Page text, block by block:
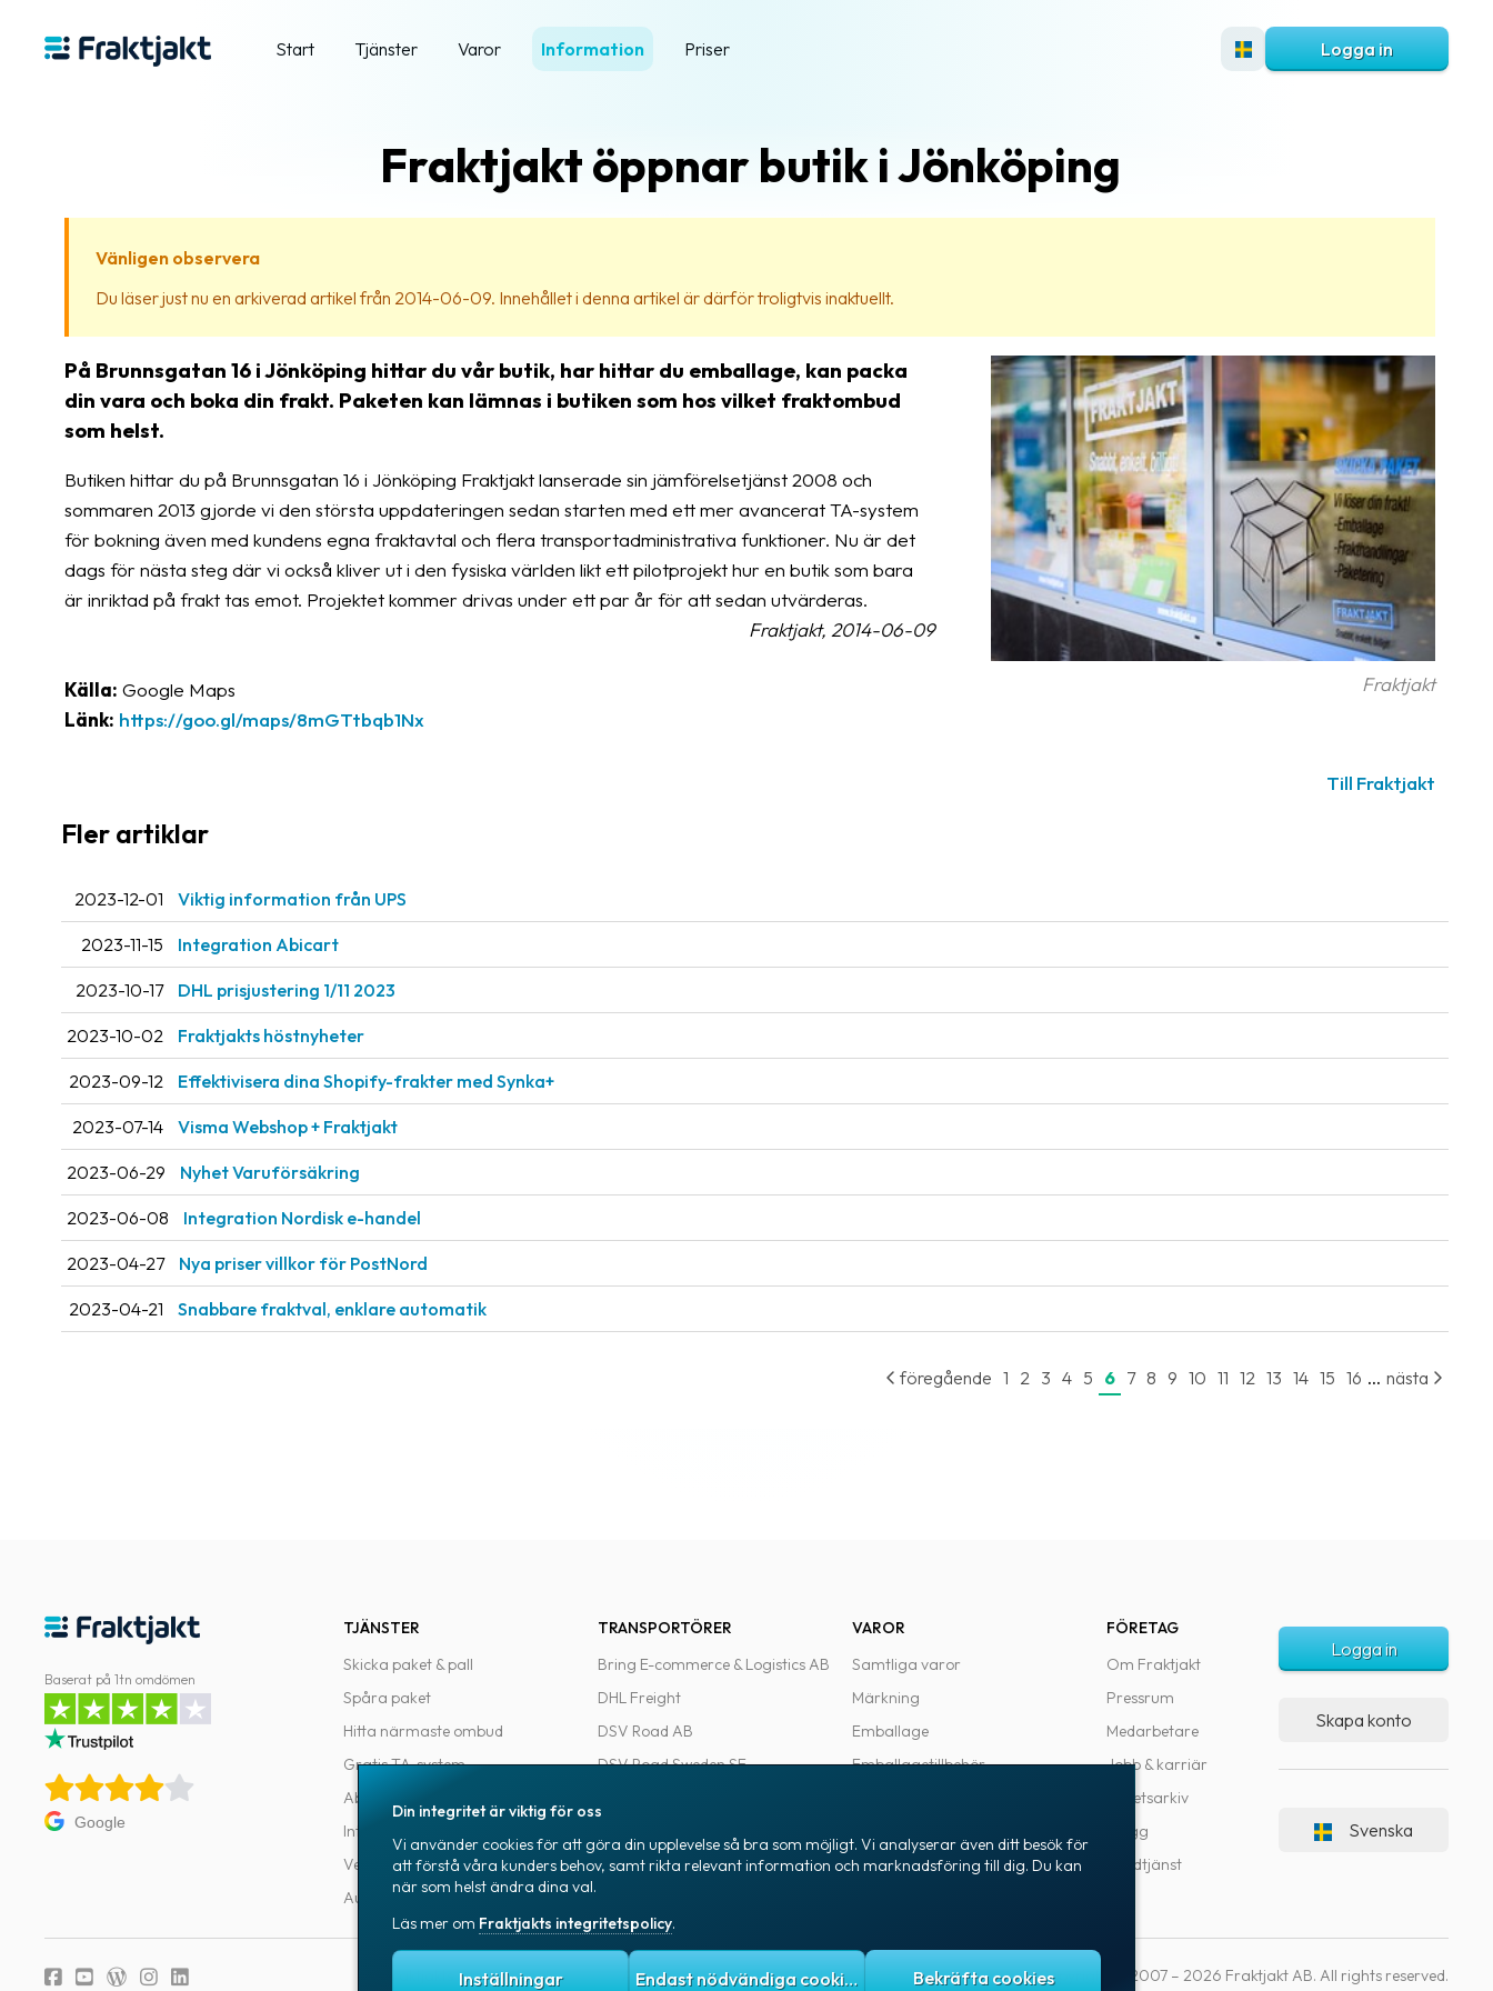
Start Tjänster Varor Information Priser Logga in
Fraktjakt öppnar butik i Jönköping
Vänligen observera
Du läser just nu en arkiverad artikel från 2014-06-09. Innehållet i denna artikel är därför troligtvis inaktuellt.
Fraktjakt
På Brunnsgatan 16 i Jönköping hittar du vår butik, har hittar du emballage, kan packa
din vara och boka din frakt. Paketen kan lämnas i butiken som hos vilket fraktombud
som helst.
Butiken hittar du på Brunnsgatan 16 i Jönköping Fraktjakt lanserade sin jämförelsetjänst 2008 och
sommaren 2013 gjorde vi den största uppdateringen sedan starten med ett mer avancerat TA-system
för bokning även med kundens egna fraktavtal och flera transportadministrativa funktioner. Nu är det
dags för nästa steg där vi också kliver ut i den fysiska världen likt ett pilotprojekt hur en butik som bara
är inriktad på frakt tas emot. Projektet kommer drivas under ett par år för att sedan utvärderas.
Fraktjakt, 2014-06-09
Källa: Google Maps
Länk: https://goo.gl/maps/8mGTtbqb1Nx
Till Fraktjakt
Fler artiklar
2023-12-01 Viktig information från UPS
2023-11-15 Integration Abicart
2023-10-17 DHL prisjustering 1/11 2023
2023-10-02 Fraktjakts höstnyheter
2023-09-12 Effektivisera dina Shopify-frakter med Synka+
2023-07-14 Visma Webshop + Fraktjakt
2023-06-29 Nyhet Varuförsäkring
2023-06-08 Integration Nordisk e-handel
2023-04-27 Nya priser villkor för PostNord
2023-04-21 Snabbare fraktval, enklare automatik
föregående 1 2 3 4 5 6 7 8 9 10 11 12 13 14 15 16 ... nästa
Baserat på 1tn omdömen
Google
TJÄNSTER
Skicka paket & pall
Spåra paket
Hitta närmaste ombud
Gratis TA-system
Abonnemang
Integrationer
Verktyg för utvecklare
Automatiseringar
TRANSPORTÖRER
Bring E-commerce & Logistics AB
DHL Freight
DSV Road AB
DSV Road Sweden SE
PostNord Sverige AB
VAROR
Samtliga varor
Märkning
Emballage
Emballagetillbehör
FÖRETAG
Om Fraktjakt
Pressrum
Medarbetare
Jobb & karriär
Nyhetsarkiv
Blogg
Kundtjänst
Logga in
Skapa konto
Svenska
Fraktjakts integritetspolicy Allmänna villkor Cookies Copyright © 2007 – 2026 Fraktjakt AB. All rights reserved.
Din integritet är viktig för oss
Vi använder cookies för att göra din upplevelse så bra som möjligt. Vi analyserar även ditt besök för
att förstå våra kunders behov, samt rikta relevant information och marknadsföring till dig. Du kan
när som helst ändra dina val.
Läs mer om Fraktjakts integritetspolicy.
Inställningar Endast nödvändiga cookies